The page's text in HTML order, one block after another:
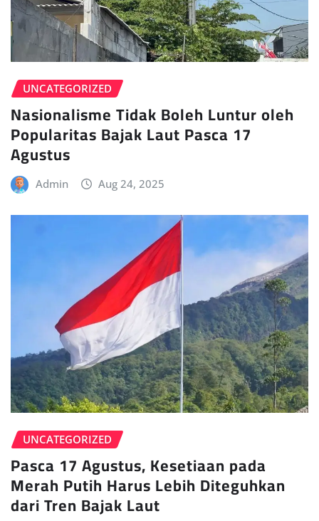
UNCATEGORIZED
Nasionalisme Tidak Boleh Luntur oleh
Popularitas Bajak Laut Pasca 17
Agustus
Admin Aug 24, 2025
UNCATEGORIZED
Pasca 17 Agustus, Kesetiaan pada
Merah Putih Harus Lebih Diteguhkan
dari Tren Bajak Laut